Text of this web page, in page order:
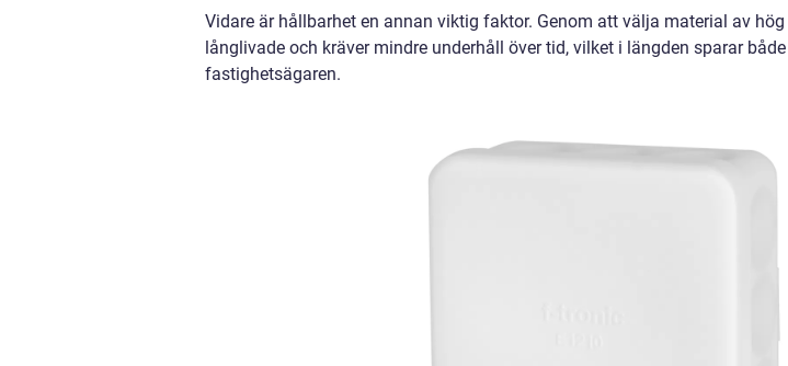
Vidare är hållbarhet en annan viktig faktor. Genom att välja material av
långlivade och kräver mindre underhåll över tid, vilket i längden sparar
fastighetsägaren.